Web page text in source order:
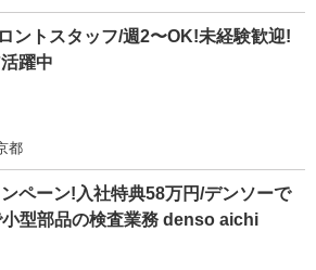
ントスタッフ/週2〜OK!未経験歓迎!
躍中
都
ペーン!入社特典58万円/デンソーで
型部品の検査業務 denso aichi